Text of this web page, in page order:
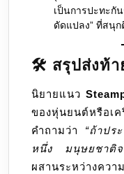
เป็นการปะทะกั
ดัดแปลง” ที่สนุ
🛠️ สรุปส่งท้า
นิยายแนว
ของหุ่นยนต์หรือเ
คำถามว่า “ถ้าปร
หนึ่ง มนุษยชาติจะ
ผสานระหว่างคว